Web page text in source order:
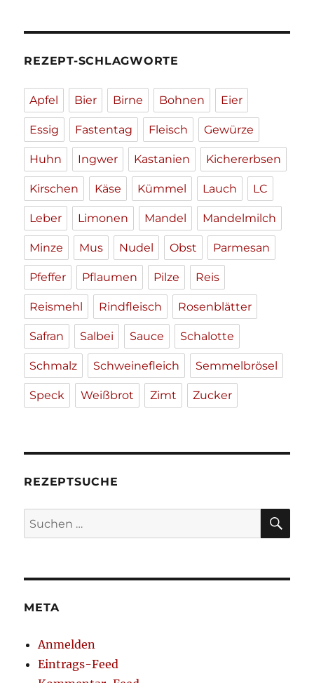
REZEPT-SCHLAGWORTE
Apfel Bier Birne Bohnen Eier
Essig Fastentag Fleisch Gewürze
Huhn Ingwer Kastanien Kichererbsen
Kirschen Käse Kümmel Lauch LC
Leber Limonen Mandel Mandelmilch
Minze Mus Nudel Obst Parmesan
Pfeffer Pflaumen Pilze Reis
Reismehl Rindfleisch Rosenblätter
Safran Salbei Sauce Schalotte
Schmalz Schweinefleich Semmelbrösel
Speck Weißbrot Zimt Zucker
REZEPTSUCHE
Suche
nach:
META
Anmelden
Eintrags-Feed